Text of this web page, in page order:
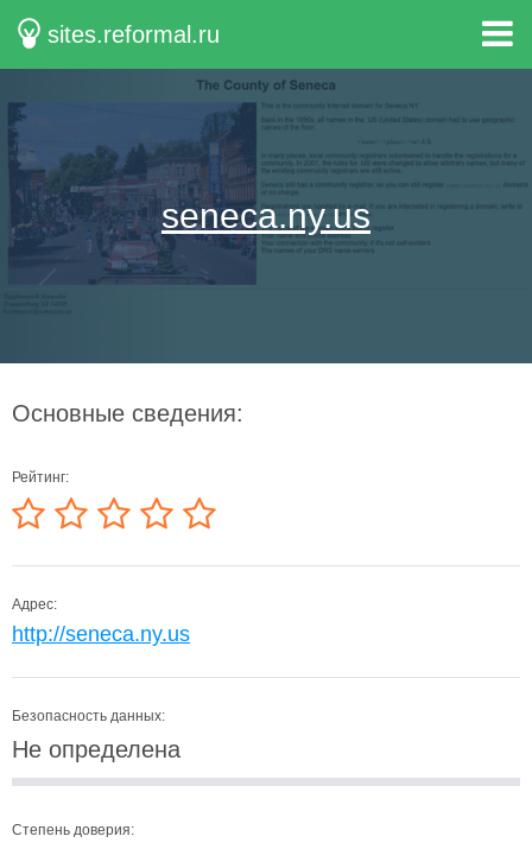
sites.reformal.ru
seneca.ny.us
Основные сведения:
Рейтинг:
Адрес:
http://seneca.ny.us
Безопасность данных:
Не определена
Степень доверия: